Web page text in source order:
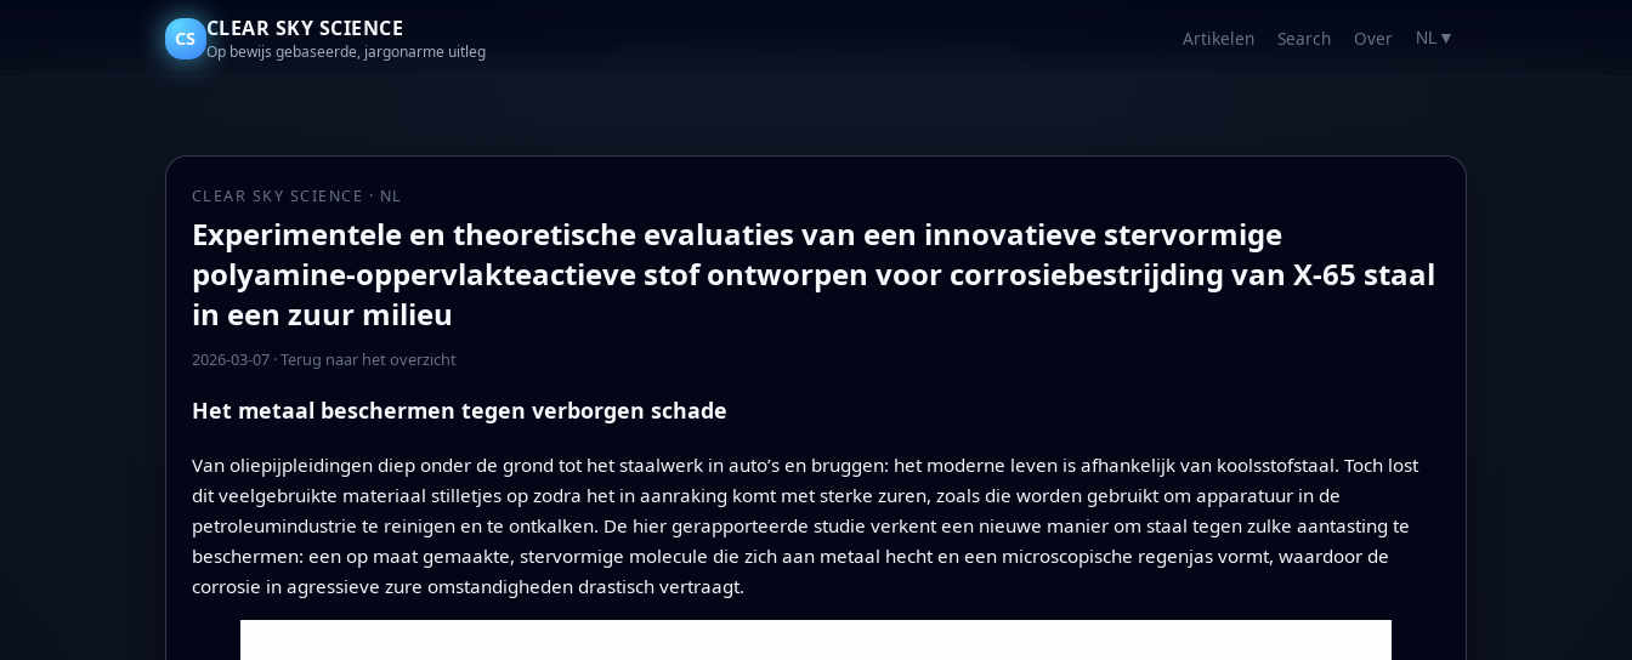
CS CLEAR SKY SCIENCE
Op bewijs gebaseerde, jargonarme uitleg
Artikelen Search Over NL ▼
CLEAR SKY SCIENCE · NL
Experimentele en theoretische evaluaties van een innovatieve stervormige
polyamine-oppervlakteactieve stof ontworpen voor corrosiebestrijding van X-65 staal
in een zuur milieu
2026-03-07·Terug naar het overzicht
Het metaal beschermen tegen verborgen schade
Van oliepijpleidingen diep onder de grond tot het staalwerk in auto’s en bruggen: het moderne leven is afhankelijk van koolsstofstaal. Toch lost
dit veelgebruikte materiaal stilletjes op zodra het in aanraking komt met sterke zuren, zoals die worden gebruikt om apparatuur in de
petroleumindustrie te reinigen en te ontkalken. De hier gerapporteerde studie verkent een nieuwe manier om staal tegen zulke aantasting te
beschermen: een op maat gemaakte, stervormige molecule die zich aan metaal hecht en een microscopische regenjas vormt, waardoor de
corrosie in agressieve zure omstandigheden drastisch vertraagt.